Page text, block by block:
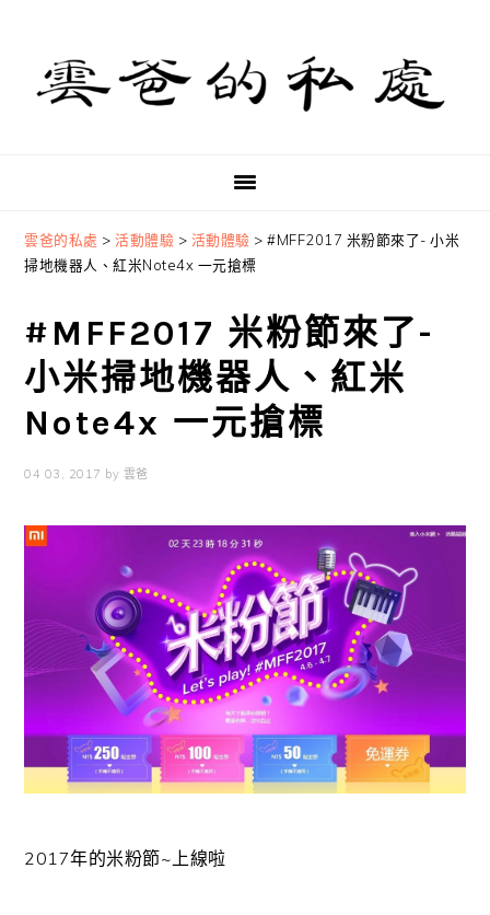
primary
navigation
content
primary
sidebar
雲爸的私處 >活動體驗 > 活動體驗 >#MFF2017 米粉節來了- 小米
掃地機器人、紅米Note4x 一元搶標
#MFF2017 米粉節來了-
小米掃地機器人、紅米
Note4x 一元搶標
04 03, 2017 by 雲爸
2017年的米粉節~上線啦